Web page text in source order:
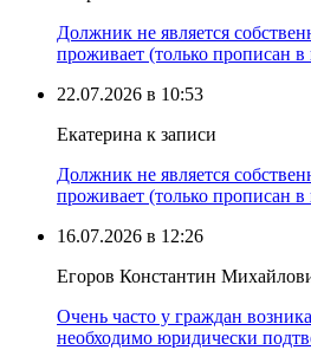
Должник не является
проживает (только прописан в
22.07.2026 в 10:53
Екатерина к записи
Должник не является
проживает (только прописан в
16.07.2026 в 12:26
Егоров Константин
Очень часто у граждан
необходимо юридически